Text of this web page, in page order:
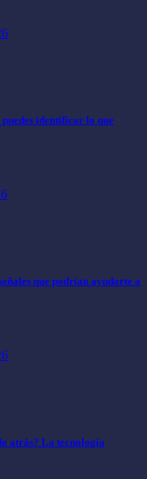
identificar lo que
que podrían ayudarte a
atrás? La tecnología